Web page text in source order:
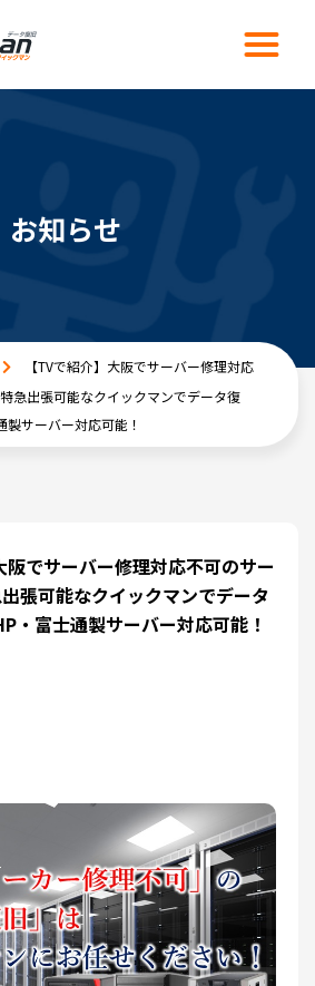
お知らせ
【TVで紹介】大阪でサーバー修理対応
急出張可能なクイックマンでデータ復
製サーバー対応可能！
阪でサーバー修理対応不可のサー
張可能なクイックマンでデータ
・富士通製サーバー対応可能！